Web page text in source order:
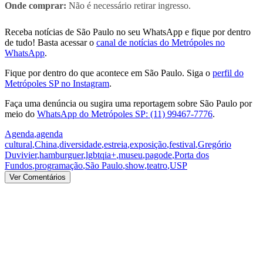
Onde comprar: Não é necessário retirar ingresso.
Receba notícias de São Paulo no seu WhatsApp e fique por dentro
de tudo! Basta acessar o canal de notícias do Metrópoles no
WhatsApp.
Fique por dentro do que acontece em São Paulo. Siga o perfil do
Metrópoles SP no Instagram.
Faça uma denúncia ou sugira uma reportagem sobre São Paulo por
meio do WhatsApp do Metrópoles SP: (11) 99467-7776.
Agenda,agenda
cultural,China,diversidade,estreia,exposição,festival,Gregório
Duvivier,hamburguer,lgbtqia+,museu,pagode,Porta dos
Fundos,programação,São Paulo,show,teatro,USP
Ver Comentários